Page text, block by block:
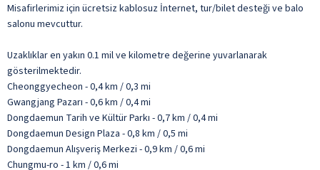
Misafirlerimiz için ücretsiz kablosuz İnternet, tur/bilet desteği ve balo
salonu mevcuttur.
Uzaklıklar en yakın 0.1 mil ve kilometre değerine yuvarlanarak
gösterilmektedir.
Cheonggyecheon - 0,4 km / 0,3 mi
Gwangjang Pazarı - 0,6 km / 0,4 mi
Dongdaemun Tarih ve Kültür Parkı - 0,7 km / 0,4 mi
Dongdaemun Design Plaza - 0,8 km / 0,5 mi
Dongdaemun Alışveriş Merkezi - 0,9 km / 0,6 mi
Chungmu-ro - 1 km / 0,6 mi